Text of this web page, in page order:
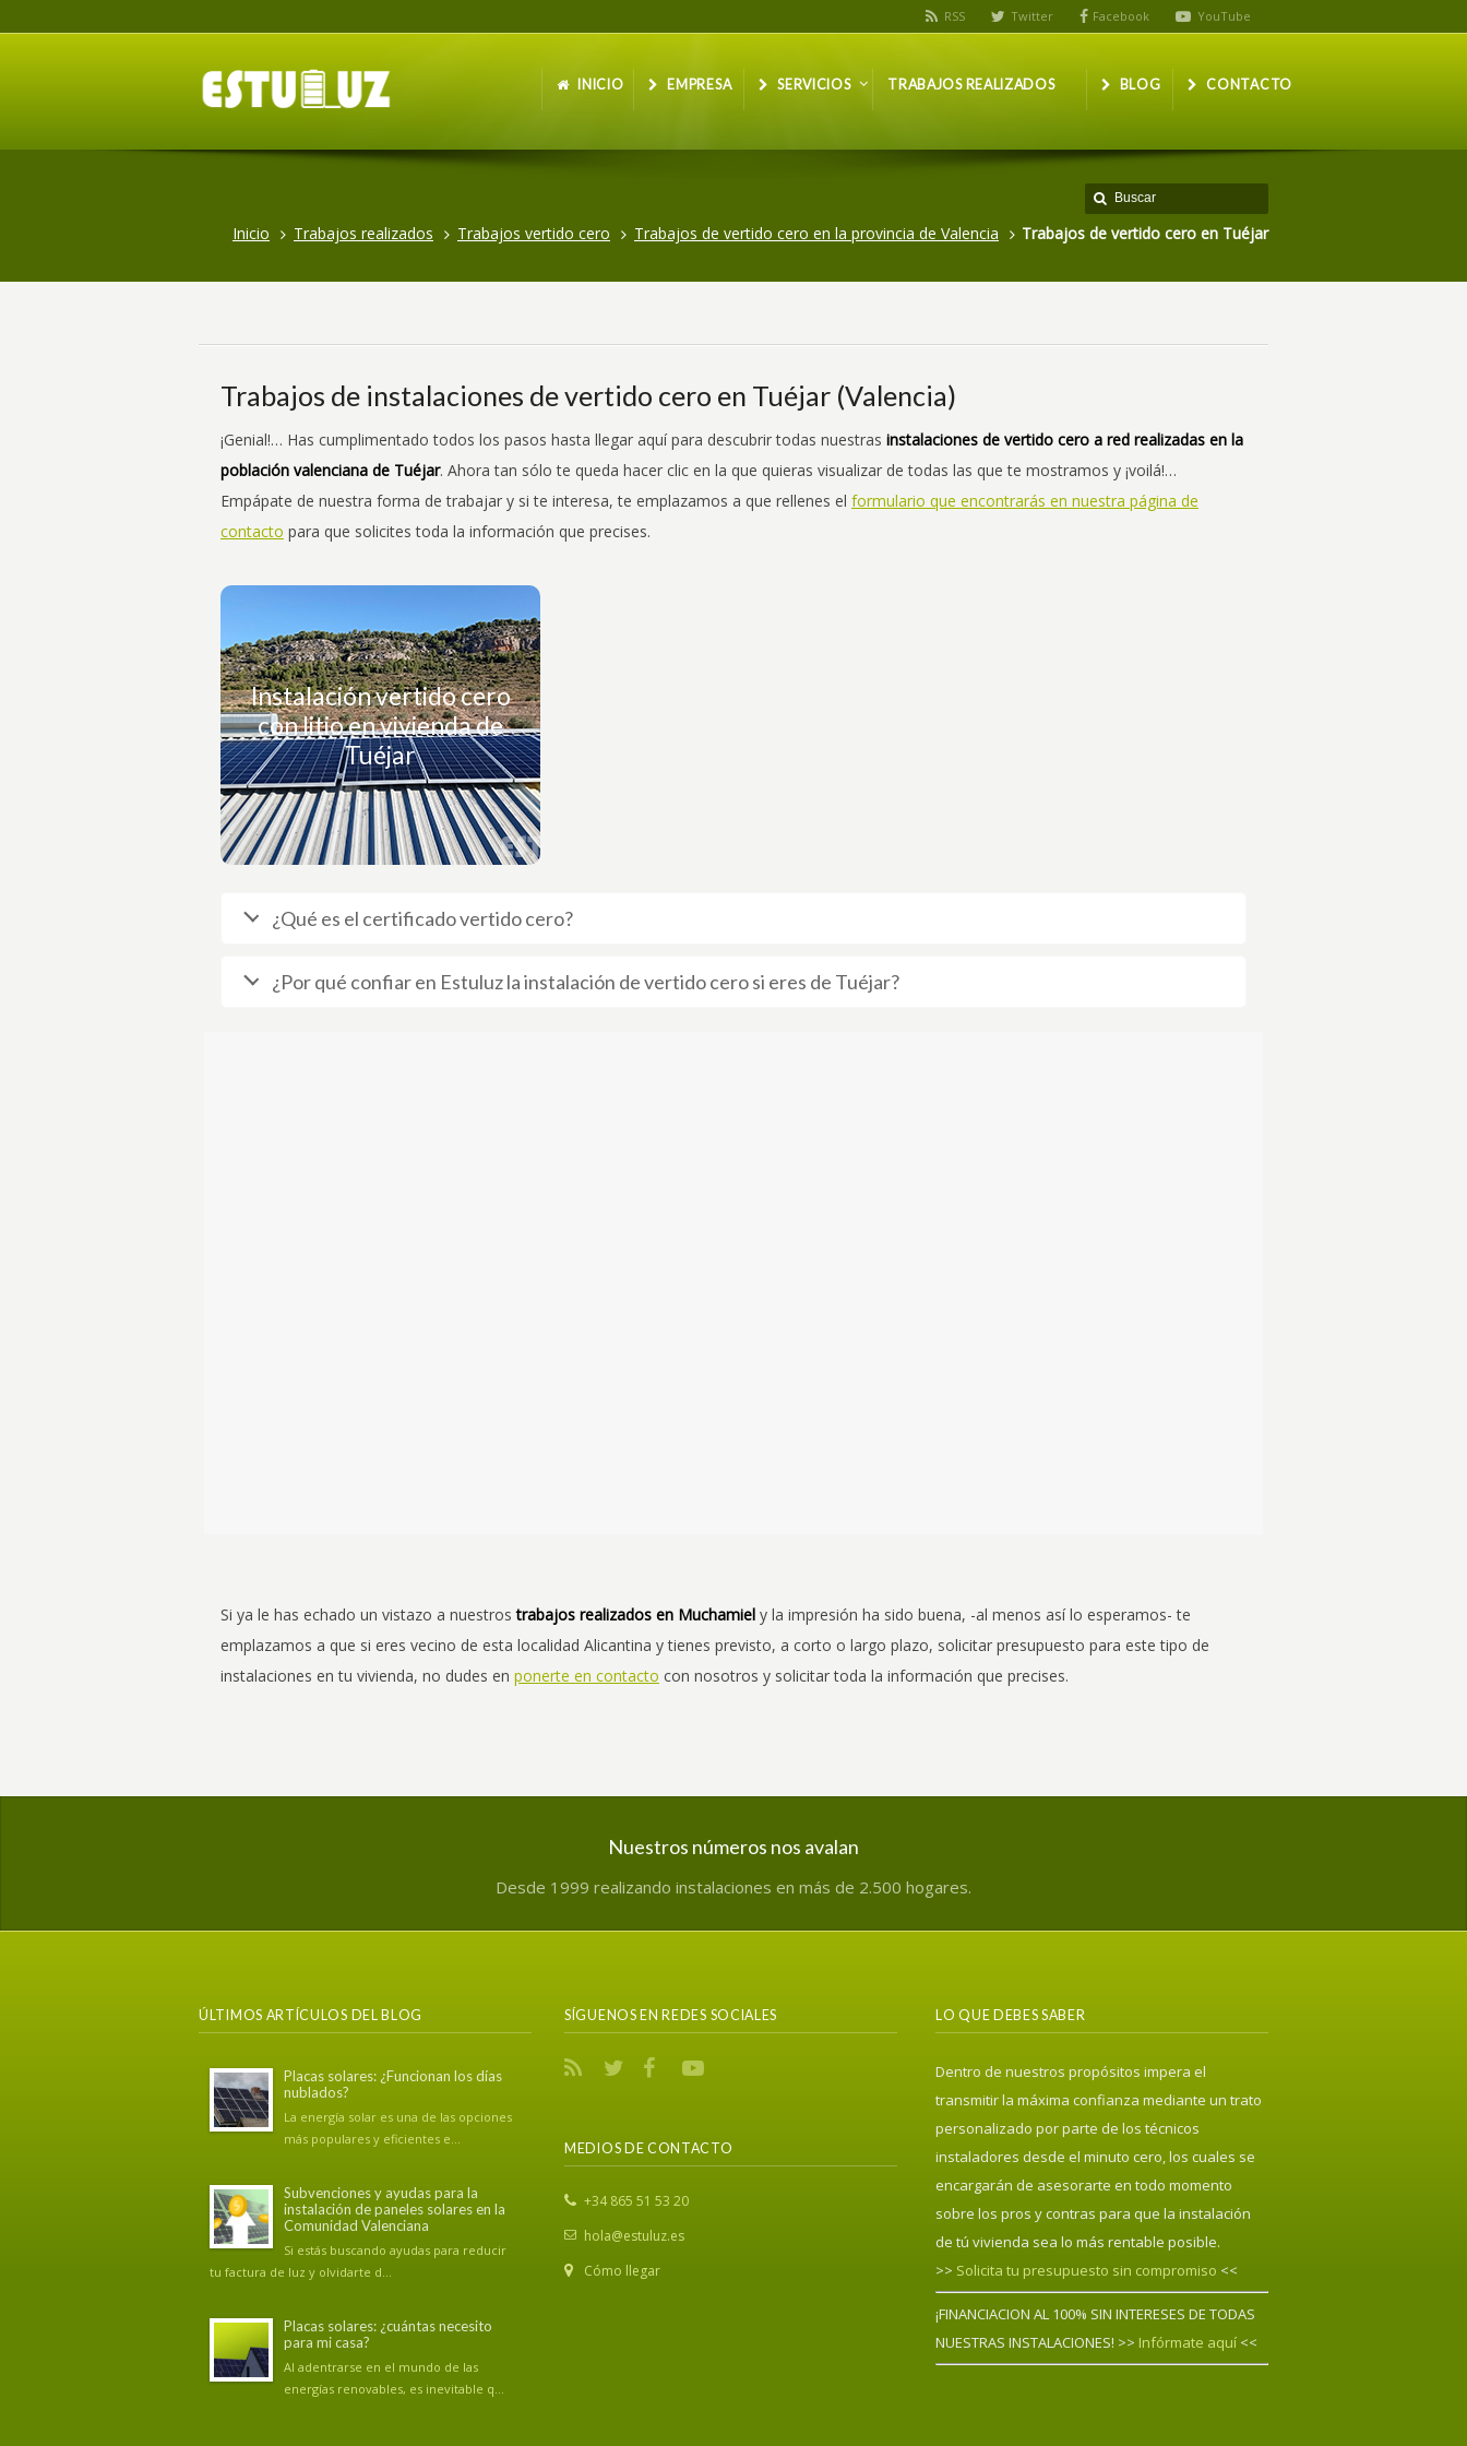
RSS Twitter Facebook YouTube
INICIO EMPRESA SERVICIOS TRABAJOS REALIZADOS BLOG CONTACTO
Inicio Trabajos realizados Trabajos vertido cero Trabajos de vertido cero en la provincia de Valencia Trabajos de vertido cero en Tuéjar
Trabajos de instalaciones de vertido cero en Tuéjar (Valencia)
¡Genial!… Has cumplimentado todos los pasos hasta llegar aquí para descubrir todas nuestras instalaciones de vertido cero a red realizadas en la
población valenciana de Tuéjar. Ahora tan sólo te queda hacer clic en la que quieras visualizar de todas las que te mostramos y ¡voilá!…
Empápate de nuestra forma de trabajar y si te interesa, te emplazamos a que rellenes el formulario que encontrarás en nuestra página de
contacto para que solicites toda la información que precises.
Instalación vertido cero
con litio en vivienda de
Tuéjar
Echa un vistazo a esta instalación
¡ahora!
Haz clic aquí
¿Qué es el certificado vertido cero?
¿Por qué confiar en Estuluz la instalación de vertido cero si eres de Tuéjar?
Si ya le has echado un vistazo a nuestrostrabajos realizados en Muchamiel y la impresión ha sido buena, -al menos así lo esperamos- te
emplazamos a que si eres vecino de esta localidad Alicantina y tienes previsto, a corto o largo plazo, solicitar presupuesto para este tipo de
instalaciones en tu vivienda, no dudes en ponerte en contacto con nosotros y solicitar toda la información que precises.
Nuestros números nos avalan
Desde 1999 realizando instalaciones en más de 2.500 hogares.
ÚLTIMOS ARTÍCULOS DEL BLOG
Placas solares: ¿Funcionan los días
nublados?
La energía solar es una de las opciones
más populares y eficientes e...
Subvenciones y ayudas para la
instalación de paneles solares en la
Comunidad Valenciana
Si estás buscando ayudas para reducir
tu factura de luz y olvidarte d...
Placas solares: ¿cuántas necesito
para mi casa?
Al adentrarse en el mundo de las
energías renovables, es inevitable q...
SÍGUENOS EN REDES SOCIALES
MEDIOS DE CONTACTO
‎+34 865 51 53 20
hola@estuluz.es
Cómo llegar
LO QUE DEBES SABER
Dentro de nuestros propósitos impera el
transmitir la máxima confianza mediante un trato
personalizado por parte de los técnicos
instaladores desde el minuto cero, los cuales se
encargarán de asesorarte en todo momento
sobre los pros y contras para que la instalación
de tú vivienda sea lo más rentable posible.
>> Solicita tu presupuesto sin compromiso <<
¡FINANCIACION AL 100% SIN INTERESES DE TODAS
NUESTRAS INSTALACIONES! >> Infórmate aquí <<